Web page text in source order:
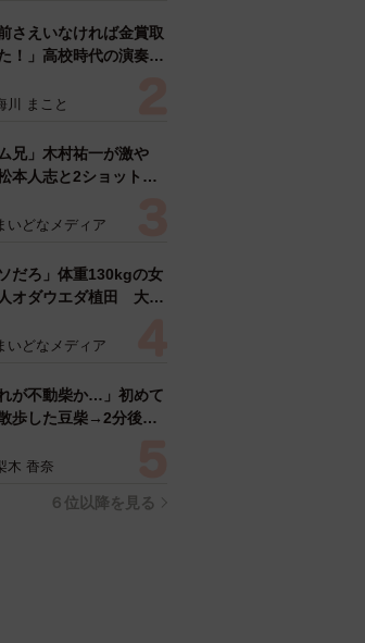
前さえいなければ金賞取
！」高校時代の演奏会
器修理職人に 10年後
し出【漫画】
川 まこと
ム兄」木村祐一が激や
本人志と2ショット
ヤの兄さん」
いどなメディア
ソだろ」体重130kgの女
オダウエダ植田 大学
いどなメディア
れが不動柴か…」初めて
歩した豆柴→2分後、
「ぬいぐるみみたい」
木 香奈
６位以降を見る